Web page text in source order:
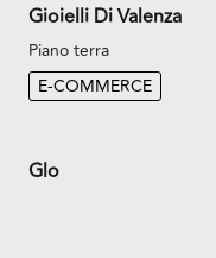
Gioielli Di Valenza
Piano terra
E-COMMERCE
Glo